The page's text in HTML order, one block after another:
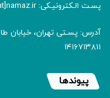
پسـت الـکترونیـکی: info[at]namaz.ir
۱۴۱۶۷۱۳۸۱۱
پیوندها